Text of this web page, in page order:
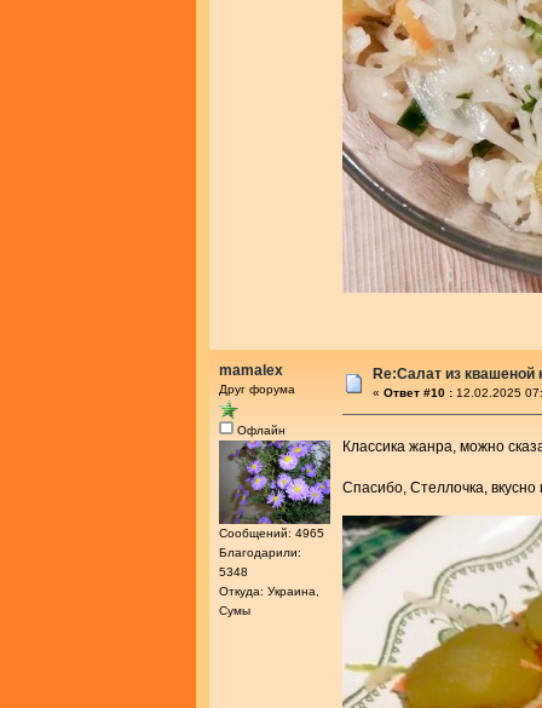
mamalex
Друг форума
Офлайн
Сообщений: 4965
Благодарили:
5348
Откуда: Украина,
Сумы
Re:Салат из
« Ответ #10 : 12.02.2025
Классика жанра, можно
Спасибо, Стеллочка,